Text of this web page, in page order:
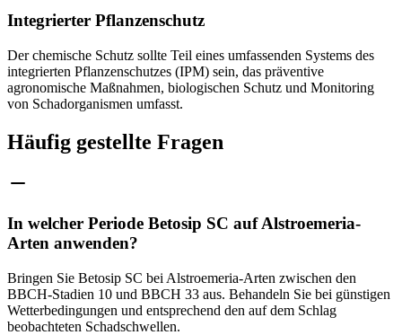
Integrierter Pflanzenschutz
Der chemische Schutz sollte Teil eines umfassenden Systems des
integrierten Pflanzenschutzes (IPM) sein, das präventive
agronomische Maßnahmen, biologischen Schutz und Monitoring
von Schadorganismen umfasst.
Häufig gestellte Fragen
In welcher Periode Betosip SC auf Alstroemeria-
Arten anwenden?
Bringen Sie Betosip SC bei Alstroemeria-Arten zwischen den
BBCH-Stadien 10 und BBCH 33 aus. Behandeln Sie bei günstigen
Wetterbedingungen und entsprechend den auf dem Schlag
beobachteten Schadschwellen.